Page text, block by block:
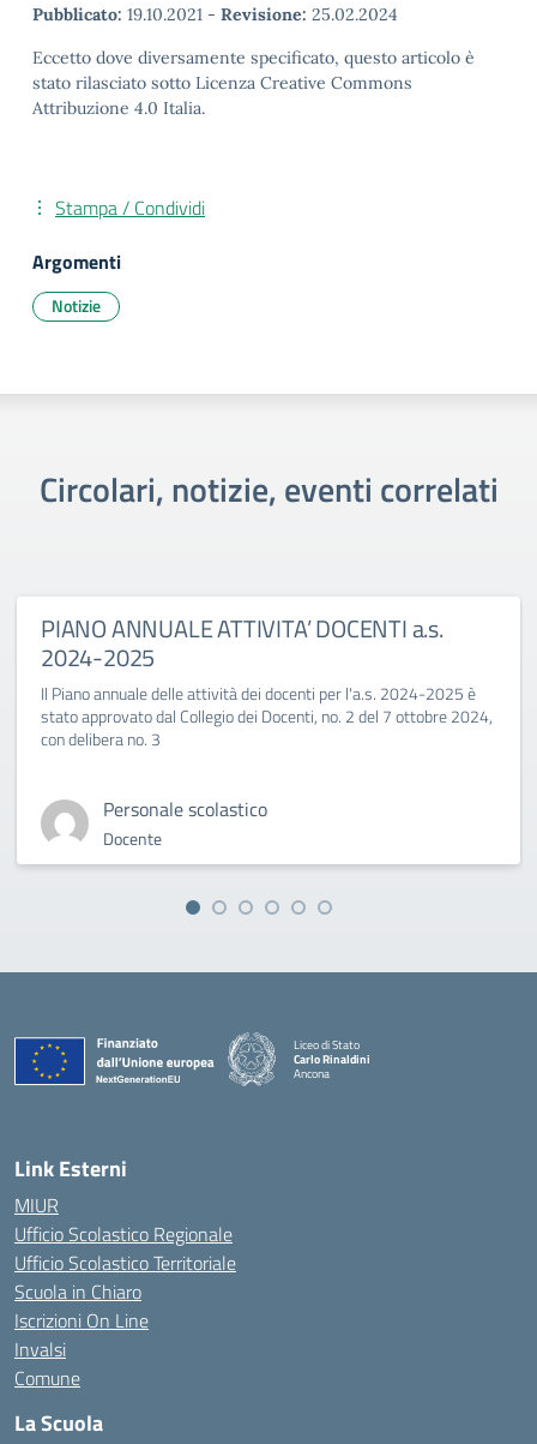
Pubblicato: 19.10.2021 - Revisione: 25.02.2024
Eccetto dove diversamente specificato, questo articolo è
stato rilasciato sotto Licenza Creative Commons
Attribuzione 4.0 Italia.
Stampa / Condividi
Argomenti
Notizie
Circolari, notizie, eventi correlati
PIANO ANNUALE ATTIVITA’ DOCENTI a.s.
2024-2025
Il Piano annuale delle attività dei docenti per l'a.s. 2024-2025 è
stato approvato dal Collegio dei Docenti, no. 2 del 7 ottobre 2024,
con delibera no. 3
Personale scolastico
Docente
Liceo di Stato
Carlo Rinaldini
Ancona
Link Esterni
MIUR
Ufficio Scolastico Regionale
Ufficio Scolastico Territoriale
Scuola in Chiaro
Iscrizioni On Line
Invalsi
Comune
La Scuola